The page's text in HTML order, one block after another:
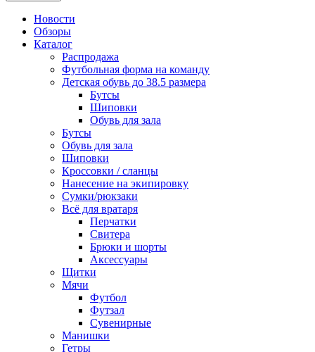
Новости
Обзоры
Каталог
Распродажа
Футбольная форма на команду
Детская обувь до 38.5 размера
Бутсы
Шиповки
Обувь для зала
Бутсы
Обувь для зала
Шиповки
Кроссовки / сланцы
Нанесение на экипировку
Сумки/рюкзаки
Всё для вратаря
Перчатки
Cвитера
Брюки и шорты
Аксессуары
Щитки
Мячи
Футбол
Футзал
Сувенирные
Манишки
Гетры